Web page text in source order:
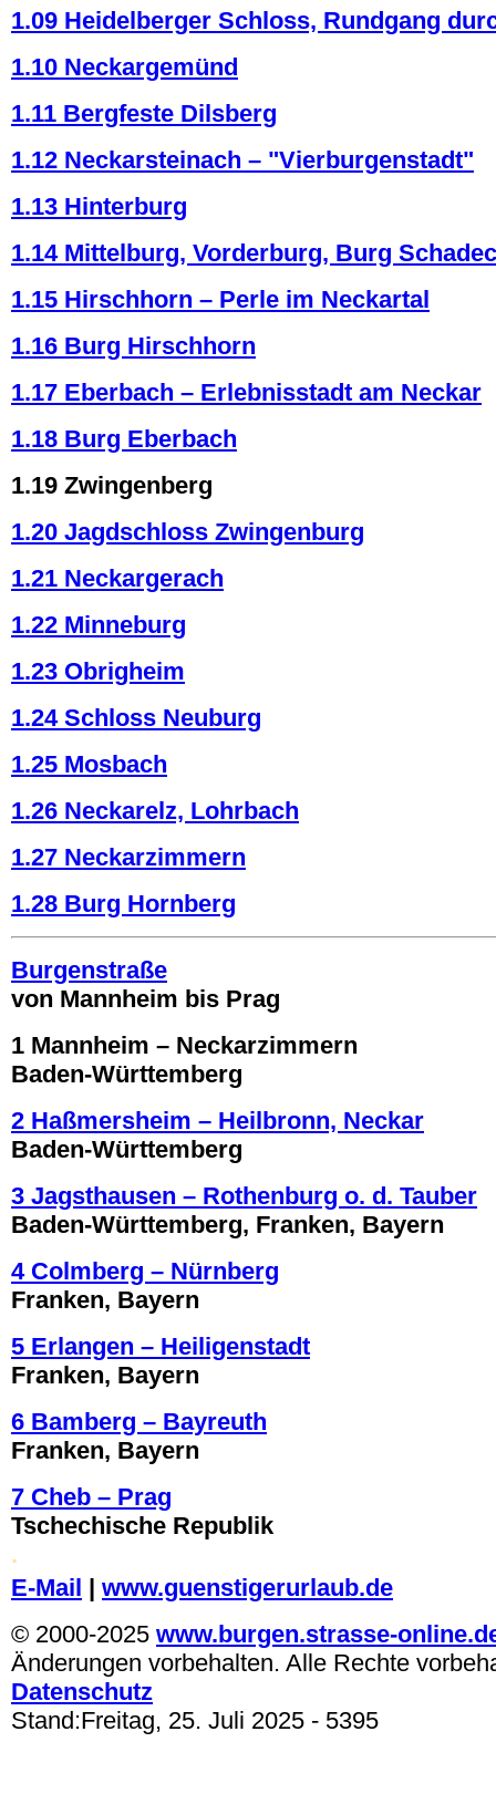
1.09 Heidelberger Schloss, Rundgang
1.10 Neckargemünd
1.11 Bergfeste Dilsberg
1.12 Neckarsteinach – "Vierburgenstadt"
1.13 Hinterburg
1.14 Mittelburg, Vorderburg, Burg
1.15 Hirschhorn – Perle im Neckartal
1.16 Burg Hirschhorn
1.17 Eberbach – Erlebnisstadt am Neckar
1.18 Burg Eberbach
1.19 Zwingenberg
1.20 Jagdschloss Zwingenburg
1.21 Neckargerach
1.22 Minneburg
1.23 Obrigheim
1.24 Schloss Neuburg
1.25 Mosbach
1.26 Neckarelz, Lohrbach
1.27 Neckarzimmern
1.28 Burg Hornberg
Burgenstraße
von Mannheim bis Prag
1 Mannheim – Neckarzimmern
Baden-Württemberg
2 Haßmersheim – Heilbronn, Neckar
Baden-Württemberg
3 Jagsthausen – Rothenburg o. d. Tauber
Baden-Württemberg, Franken, Bayern
4 Colmberg – Nürnberg
Franken, Bayern
5 Erlangen – Heiligenstadt
Franken, Bayern
6 Bamberg – Bayreuth
Franken, Bayern
7 Cheb – Prag
Tschechische Republik
.
E-Mail | www.guenstigerurlaub.de
© 2000-2025 www.burgen.strasse-
Änderungen vorbehalten. Alle Rechte
Datenschutz
Stand:Freitag, 25. Juli 2025 - 5395